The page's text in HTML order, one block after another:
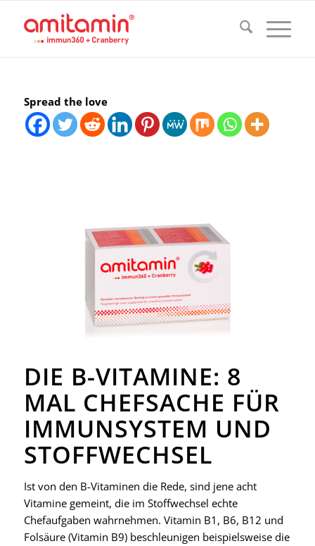
Spread the love
DIE B-VITAMINE: 8
MAL CHEFSACHE FÜR
IMMUNSYSTEM UND
STOFFWECHSEL
Ist von den B-Vitaminen die Rede, sind jene acht
Vitamine gemeint, die im Stoffwechsel echte
Chefaufgaben wahrnehmen. Vitamin B1, B6, B12 und
Folsäure (Vitamin B9) beschleunigen beispielsweise die